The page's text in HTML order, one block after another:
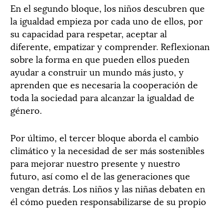
En el segundo bloque, los niños descubren que
la igualdad empieza por cada uno de ellos, por
su capacidad para respetar, aceptar al
diferente, empatizar y comprender. Reflexionan
sobre la forma en que pueden ellos pueden
ayudar a construir un mundo más justo, y
aprenden que es necesaria la cooperación de
toda la sociedad para alcanzar la igualdad de
género.
Por último, el tercer bloque aborda el cambio
climático y la necesidad de ser más sostenibles
para mejorar nuestro presente y nuestro
futuro, así como el de las generaciones que
vengan detrás. Los niños y las niñas debaten en
él cómo pueden responsabilizarse de su propio